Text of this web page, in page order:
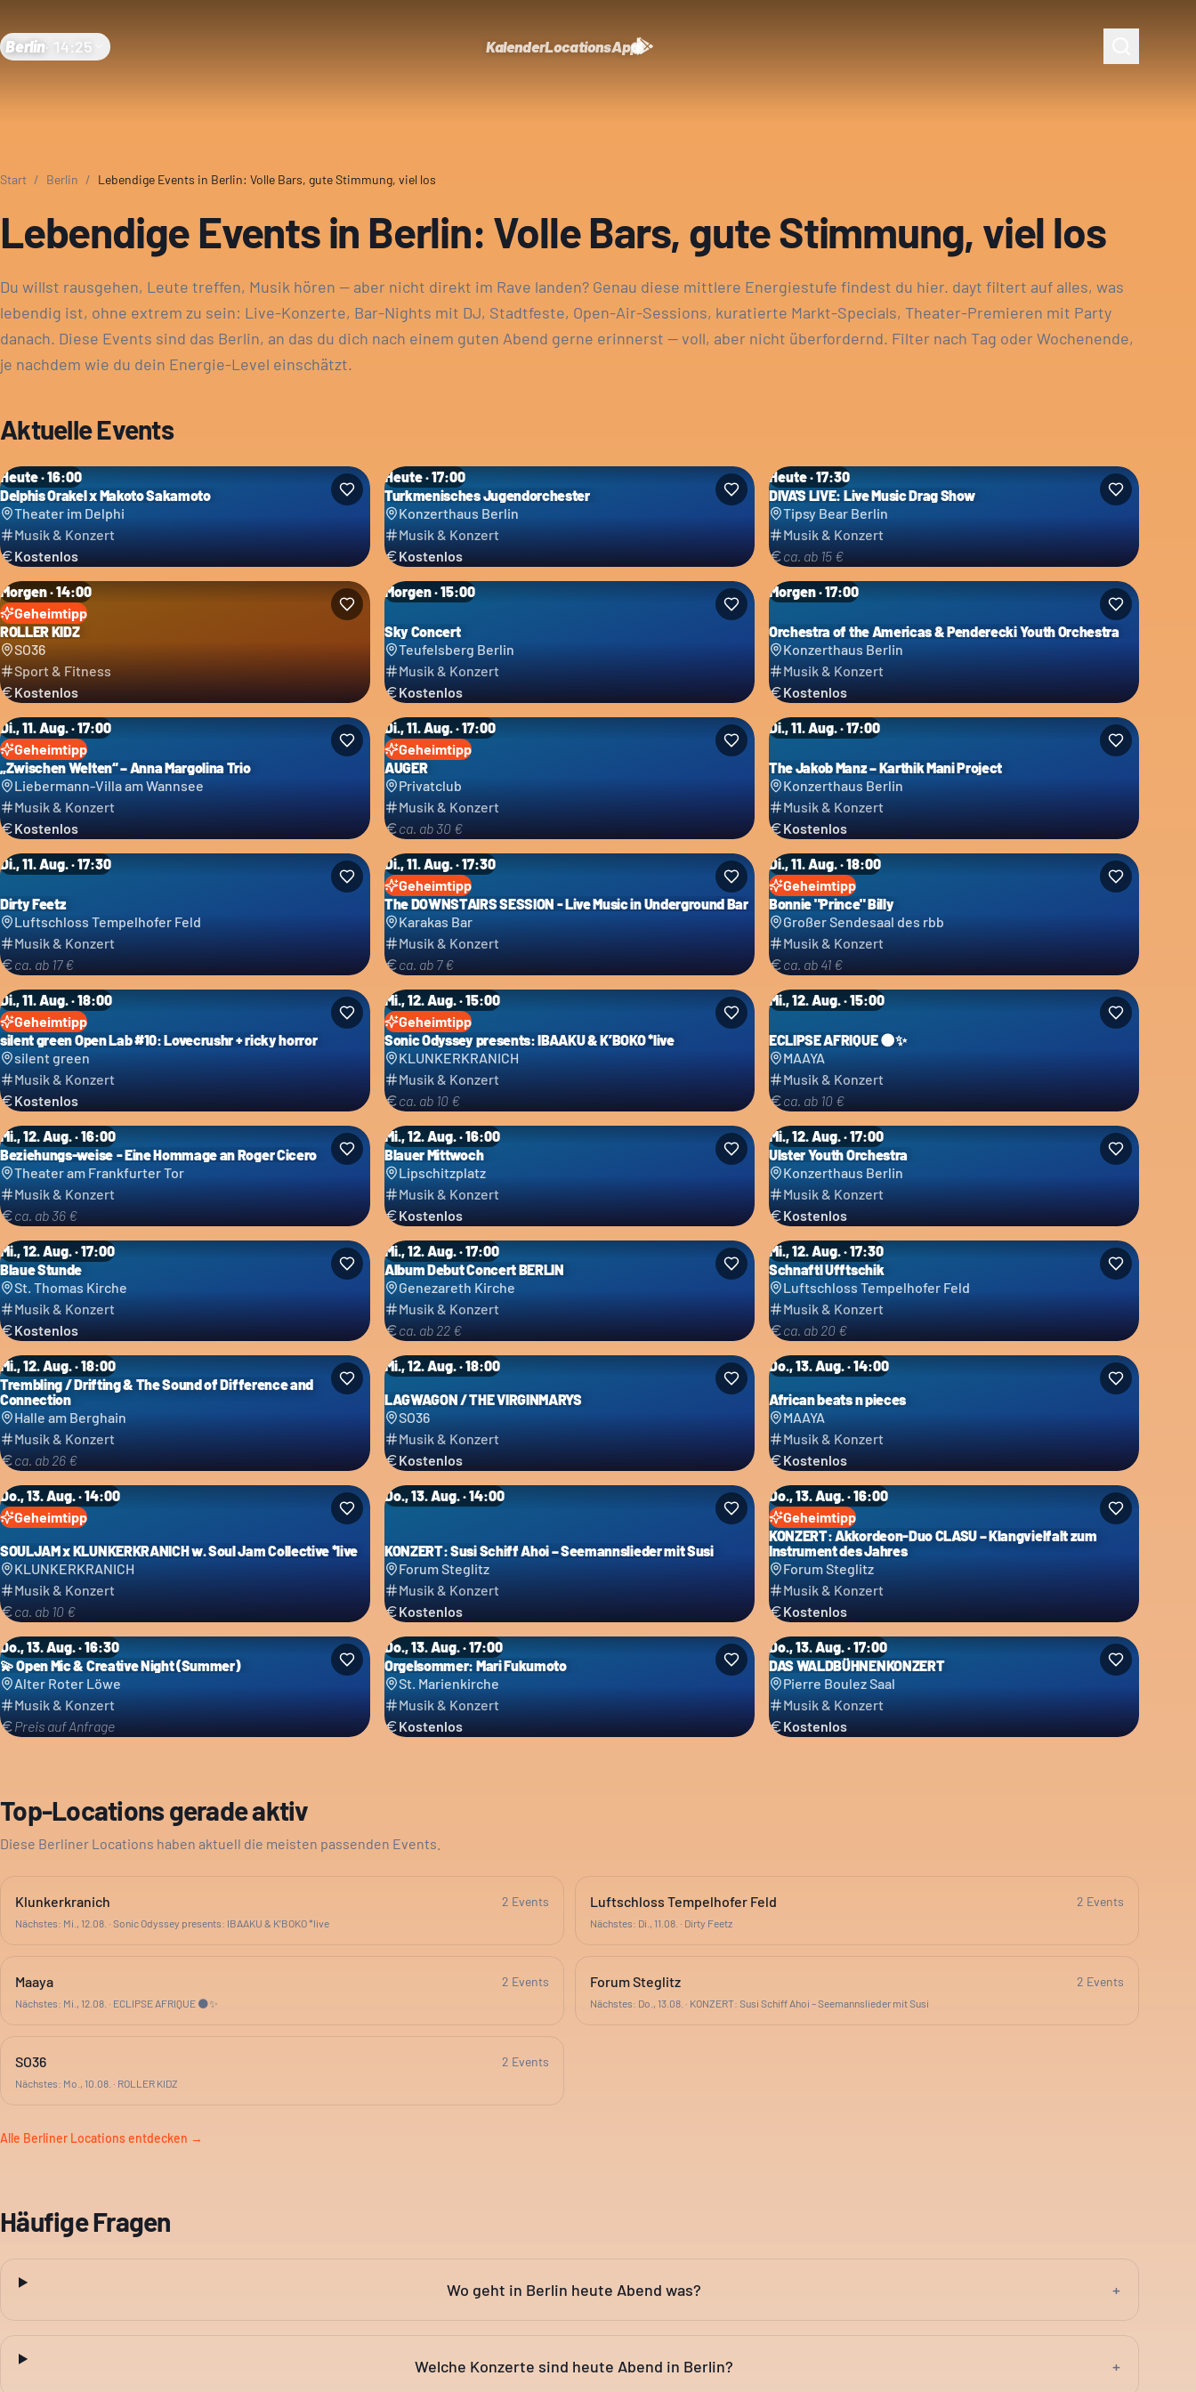
Berlin· 14:25 KalenderLocationsApp
Start / Berlin / Lebendige Events in Berlin: Volle Bars, gute Stimmung, viel los
Lebendige Events in Berlin: Volle Bars, gute Stimmung, viel los
Du willst rausgehen, Leute treffen, Musik hören — aber nicht direkt im Rave landen? Genau diese mittlere Energiestufe findest du hier. dayt filtert auf alles, was
lebendig ist, ohne extrem zu sein: Live-Konzerte, Bar-Nights mit DJ, Stadtfeste, Open-Air-Sessions, kuratierte Markt-Specials, Theater-Premieren mit Party
danach. Diese Events sind das Berlin, an das du dich nach einem guten Abend gerne erinnerst — voll, aber nicht überfordernd. Filter nach Tag oder Wochenende,
je nachdem wie du dein Energie-Level einschätzt.
Aktuelle Events
Heute · 16:00
Delphis Orakel x Makoto Sakamoto
Theater im Delphi
Musik & Konzert
Kostenlos
Heute · 17:00
Turkmenisches Jugendorchester
Konzerthaus Berlin
Musik & Konzert
Kostenlos
Heute · 17:30
DIVA'S LIVE: Live Music Drag Show
Tipsy Bear Berlin
Musik & Konzert
ca. ab 15 €
Morgen · 14:00
Geheimtipp
ROLLER KIDZ
SO36
Sport & Fitness
Kostenlos
Morgen · 15:00
Sky Concert
Teufelsberg Berlin
Musik & Konzert
Kostenlos
Morgen · 17:00
Orchestra of the Americas & Penderecki Youth Orchestra
Konzerthaus Berlin
Musik & Konzert
Kostenlos
Di., 11. Aug. · 17:00
Geheimtipp
„Zwischen Welten“ – Anna Margolina Trio
Liebermann-Villa am Wannsee
Musik & Konzert
Kostenlos
Di., 11. Aug. · 17:00
Geheimtipp
AUGER
Privatclub
Musik & Konzert
ca. ab 30 €
Di., 11. Aug. · 17:00
The Jakob Manz – Karthik Mani Project
Konzerthaus Berlin
Musik & Konzert
Kostenlos
Di., 11. Aug. · 17:30
Dirty Feetz
Luftschloss Tempelhofer Feld
Musik & Konzert
ca. ab 17 €
Di., 11. Aug. · 17:30
Geheimtipp
The DOWNSTAIRS SESSION - Live Music in Underground Bar
Karakas Bar
Musik & Konzert
ca. ab 7 €
Di., 11. Aug. · 18:00
Geheimtipp
Bonnie "Prince" Billy
Großer Sendesaal des rbb
Musik & Konzert
ca. ab 41 €
Di., 11. Aug. · 18:00
Geheimtipp
silent green Open Lab #10: Lovecrushr + ricky horror
silent green
Musik & Konzert
Kostenlos
Mi., 12. Aug. · 15:00
Geheimtipp
Sonic Odyssey presents: IBAAKU & K’BOKO *live
KLUNKERKRANICH
Musik & Konzert
ca. ab 10 €
Mi., 12. Aug. · 15:00
ECLIPSE AFRIQUE 🌑✨
MAAYA
Musik & Konzert
ca. ab 10 €
Mi., 12. Aug. · 16:00
Beziehungs-weise - Eine Hommage an Roger Cicero
Theater am Frankfurter Tor
Musik & Konzert
ca. ab 36 €
Mi., 12. Aug. · 16:00
Blauer Mittwoch
Lipschitzplatz
Musik & Konzert
Kostenlos
Mi., 12. Aug. · 17:00
Ulster Youth Orchestra
Konzerthaus Berlin
Musik & Konzert
Kostenlos
Mi., 12. Aug. · 17:00
Blaue Stunde
St. Thomas Kirche
Musik & Konzert
Kostenlos
Mi., 12. Aug. · 17:00
Album Debut Concert BERLIN
Genezareth Kirche
Musik & Konzert
ca. ab 22 €
Mi., 12. Aug. · 17:30
Schnaftl Ufftschik
Luftschloss Tempelhofer Feld
Musik & Konzert
ca. ab 20 €
Mi., 12. Aug. · 18:00
Trembling / Drifting & The Sound of Difference and
Connection
Halle am Berghain
Musik & Konzert
ca. ab 26 €
Mi., 12. Aug. · 18:00
LAGWAGON / THE VIRGINMARYS
SO36
Musik & Konzert
Kostenlos
Do., 13. Aug. · 14:00
African beats n pieces
MAAYA
Musik & Konzert
Kostenlos
Do., 13. Aug. · 14:00
Geheimtipp
SOULJAM x KLUNKERKRANICH w. Soul Jam Collective *live
KLUNKERKRANICH
Musik & Konzert
ca. ab 10 €
Do., 13. Aug. · 14:00
KONZERT: Susi Schiff Ahoi – Seemannslieder mit Susi
Forum Steglitz
Musik & Konzert
Kostenlos
Do., 13. Aug. · 16:00
Geheimtipp
KONZERT: Akkordeon-Duo CLASU – Klangvielfalt zum
Instrument des Jahres
Forum Steglitz
Musik & Konzert
Kostenlos
Do., 13. Aug. · 16:30
💫 Open Mic & Creative Night (Summer)
Alter Roter Löwe
Musik & Konzert
Preis auf Anfrage
Do., 13. Aug. · 17:00
Orgelsommer: Mari Fukumoto
St. Marienkirche
Musik & Konzert
Kostenlos
Do., 13. Aug. · 17:00
DAS WALDBÜHNENKONZERT
Pierre Boulez Saal
Musik & Konzert
Kostenlos
Top-Locations gerade aktiv
Diese Berliner Locations haben aktuell die meisten passenden Events.
Klunkerkranich 2 Events
Nächstes: Mi., 12.08. · Sonic Odyssey presents: IBAAKU & K’BOKO *live
Luftschloss Tempelhofer Feld 2 Events
Nächstes: Di., 11.08. · Dirty Feetz
Maaya 2 Events
Nächstes: Mi., 12.08. · ECLIPSE AFRIQUE 🌑✨
Forum Steglitz 2 Events
Nächstes: Do., 13.08. · KONZERT: Susi Schiff Ahoi – Seemannslieder mit Susi
SO36 2 Events
Nächstes: Mo., 10.08. · ROLLER KIDZ
Alle Berliner Locations entdecken →
Häufige Fragen
Wo geht in Berlin heute Abend was? +
Welche Konzerte sind heute Abend in Berlin? +